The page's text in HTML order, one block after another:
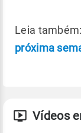
Leia também:
próxima
Vídeos